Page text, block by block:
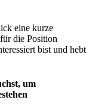
eine kurze
die Position
bist und hebt
um